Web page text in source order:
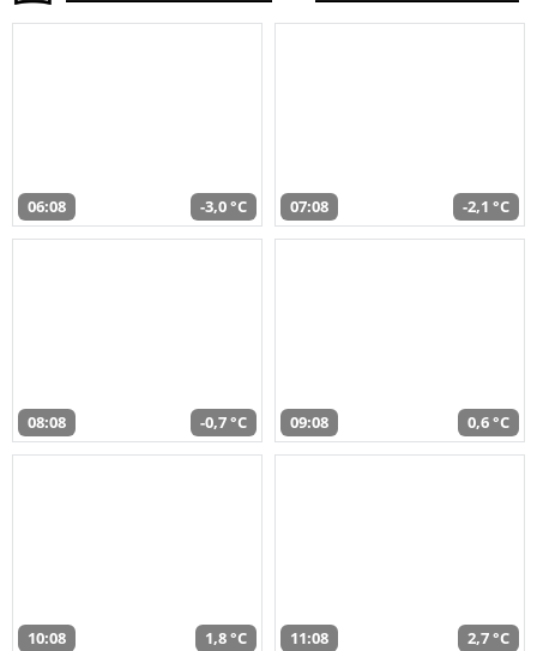
06:08 -3,0 °C 07:08 -2,1 °C
08:08 -0,7 °C 09:08 0,6 °C
10:08 1,8 °C 11:08 2,7 °C